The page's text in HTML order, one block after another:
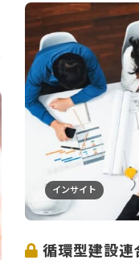
インサイト
循環型建設